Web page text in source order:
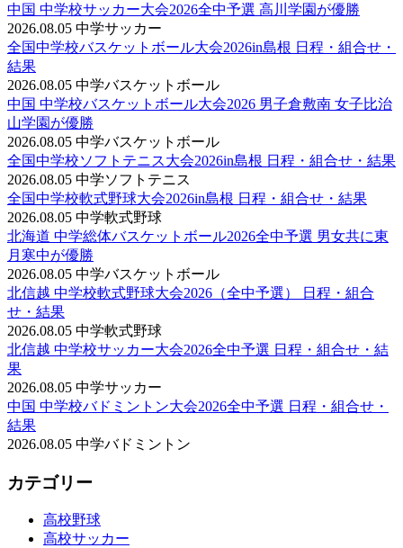
中国 中学校サッカー大会2026全中予選 高川学園が優勝
2026.08.05 中学サッカー
全国中学校バスケットボール大会2026in島根 日程・組合せ・
結果
2026.08.05 中学バスケットボール
中国 中学校バスケットボール大会2026 男子倉敷南 女子比治
山学園が優勝
2026.08.05 中学バスケットボール
全国中学校ソフトテニス大会2026in島根 日程・組合せ・結果
2026.08.05 中学ソフトテニス
全国中学校軟式野球大会2026in島根 日程・組合せ・結果
2026.08.05 中学軟式野球
北海道 中学総体バスケットボール2026全中予選 男女共に東
月寒中が優勝
2026.08.05 中学バスケットボール
北信越 中学校軟式野球大会2026（全中予選） 日程・組合
せ・結果
2026.08.05 中学軟式野球
北信越 中学校サッカー大会2026全中予選 日程・組合せ・結
果
2026.08.05 中学サッカー
中国 中学校バドミントン大会2026全中予選 日程・組合せ・
結果
2026.08.05 中学バドミントン
カテゴリー
高校野球
高校サッカー